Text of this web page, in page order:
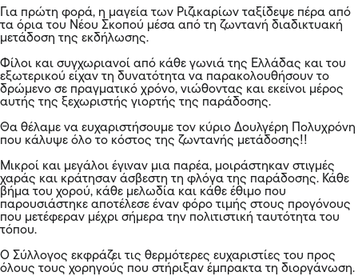
Για πρώτη φορά, η μαγεία των Ριζικαρίων ταξίδεψε πέρα από
τα όρια του Νέου Σκοπού μέσα από τη ζωντανή διαδικτυακή
μετάδοση της εκδήλωσης.
Φίλοι και συγχωριανοί από κάθε γωνιά της Ελλάδας και του
εξωτερικού είχαν τη δυνατότητα να παρακολουθήσουν το
δρώμενο σε πραγματικό χρόνο, νιώθοντας και εκείνοι μέρος
αυτής της ξεχωριστής γιορτής της παράδοσης.
Θα θέλαμε να ευχαριστήσουμε τον κύριο Δουλγέρη Πολυχρόνη
που κάλυψε όλο το κόστος της ζωντανής μετάδοσης!!
Μικροί και μεγάλοι έγιναν μια παρέα, μοιράστηκαν στιγμές
χαράς και κράτησαν άσβεστη τη φλόγα της παράδοσης. Κάθε
βήμα του χορού, κάθε μελωδία και κάθε έθιμο που
παρουσιάστηκε αποτέλεσε έναν φόρο τιμής στους προγόνους
που μετέφεραν μέχρι σήμερα την πολιτιστική ταυτότητα του
τόπου.
Ο Σύλλογος εκφράζει τις θερμότερες ευχαριστίες του προς
όλους τους χορηγούς που στήριξαν έμπρακτα τη διοργάνωση.